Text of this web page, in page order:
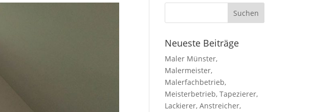
Neueste Beiträge
Maler Münster,
Malermeister,
Malerfachbetrieb,
Meisterbetrieb, Tapezierer,
Lackierer, Anstreicher,